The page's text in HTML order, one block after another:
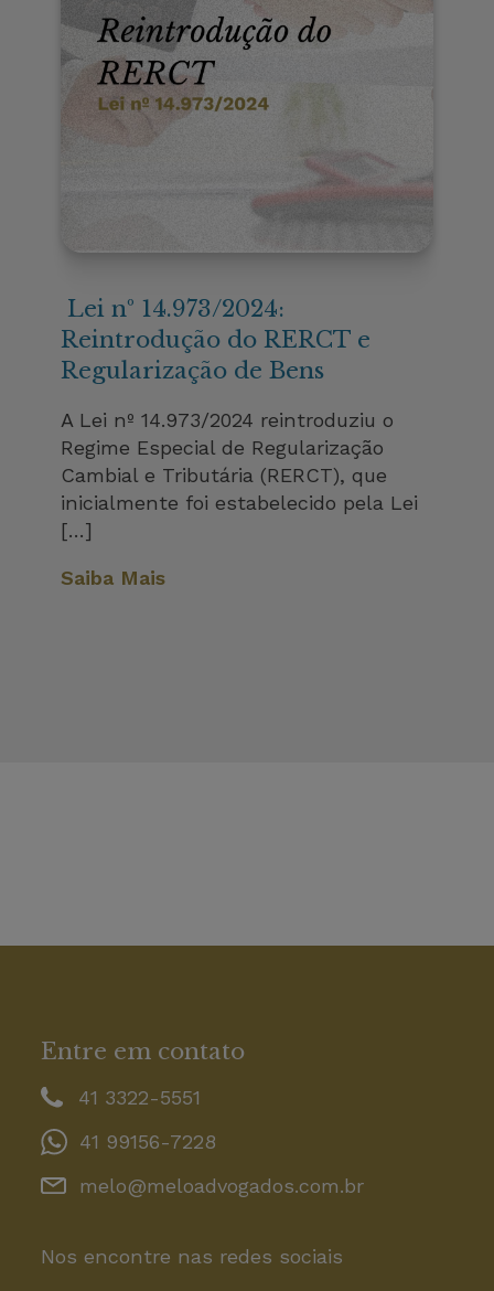
Lei nº 14.973/2024:
Reintrodução do RERCT e
Regularização de Bens
A Lei nº 14.973/2024 reintroduziu o
Regime Especial de Regularização
Cambial e Tributária (RERCT), que
inicialmente foi estabelecido pela Lei
[…]
Saiba Mais
Entre em contato
41 3322-5551
41 99156-7228
melo@meloadvogados.com.br
Nos encontre nas redes sociais